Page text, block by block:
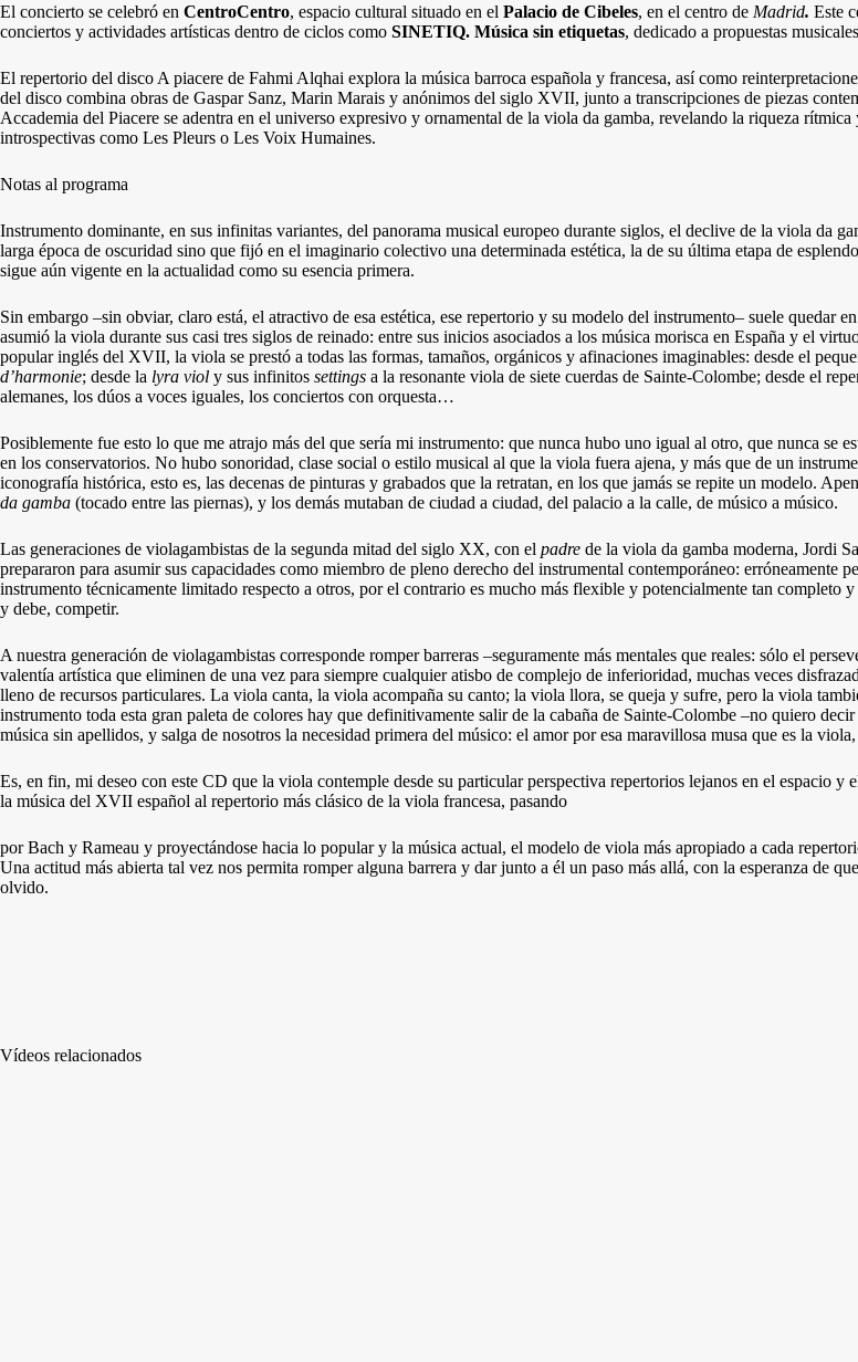
El concierto se celebró en CentroCentro, espacio cultural situado en el Palacio de Cibeles, en el centro de Madrid. Este
conciertos y actividades artísticas dentro de ciclos como SINETIQ. Música sin etiquetas, dedicado a propuestas
El repertorio del disco A piacere de Fahmi Alqhai explora la música barroca española y francesa, así como
del disco combina obras de Gaspar Sanz, Marin Marais y anónimos del siglo XVII, junto a transcripciones de piezas
Accademia del Piacere se adentra en el universo expresivo y ornamental de la viola da gamba, revelando la riqueza
introspectivas como Les Pleurs o Les Voix Humaines.
Notas al programa
Instrumento dominante, en sus infinitas variantes, del panorama musical europeo durante siglos, el declive de la viola da
larga época de oscuridad sino que fijó en el imaginario colectivo una determinada estética, la de su última etapa de
sigue aún vigente en la actualidad como su esencia primera.
Sin embargo –sin obviar, claro está, el atractivo de esa estética, ese repertorio y su modelo del instrumento– suele
asumió la viola durante sus casi tres siglos de reinado: entre sus inicios asociados a los música morisca en España y el
popular inglés del XVII, la viola se prestó a todas las formas, tamaños, orgánicos y afinaciones imaginables: desde el
d’harmonie; desde la lyra viol y sus infinitos settings a la resonante viola de siete cuerdas de Sainte-Colombe; desde el
alemanes, los dúos a voces iguales, los conciertos con orquesta…
Posiblemente fue esto lo que me atrajo más del que sería mi instrumento: que nunca hubo uno igual al otro, que nunca se
en los conservatorios. No hubo sonoridad, clase social o estilo musical al que la viola fuera ajena, y más que de un
iconografía histórica, esto es, las decenas de pinturas y grabados que la retratan, en los que jamás se repite un modelo.
da gamba (tocado entre las piernas), y los demás mutaban de ciudad a ciudad, del palacio a la calle, de músico a músico.
Las generaciones de violagambistas de la segunda mitad del siglo XX, con el padre de la viola da gamba moderna, Jordi
prepararon para asumir sus capacidades como miembro de pleno derecho del instrumental contemporáneo: erróneamente
instrumento técnicamente limitado respecto a otros, por el contrario es mucho más flexible y potencialmente tan
y debe, competir.
A nuestra generación de violagambistas corresponde romper barreras –seguramente más mentales que reales: sólo el
valentía artística que eliminen de una vez para siempre cualquier atisbo de complejo de inferioridad, muchas veces
lleno de recursos particulares. La viola canta, la viola acompaña su canto; la viola llora, se queja y sufre, pero la viola
instrumento toda esta gran paleta de colores hay que definitivamente salir de la cabaña de Sainte-Colombe –no quiero
música sin apellidos, y salga de nosotros la necesidad primera del músico: el amor por esa maravillosa musa que es la
Es, en fin, mi deseo con este CD que la viola contemple desde su particular perspectiva repertorios lejanos en el espacio
la música del XVII español al repertorio más clásico de la viola francesa, pasando
por Bach y Rameau y proyectándose hacia lo popular y la música actual, el modelo de viola más apropiado a cada
Una actitud más abierta tal vez nos permita romper alguna barrera y dar junto a él un paso más allá, con la esperanza de
olvido.
Vídeos relacionados